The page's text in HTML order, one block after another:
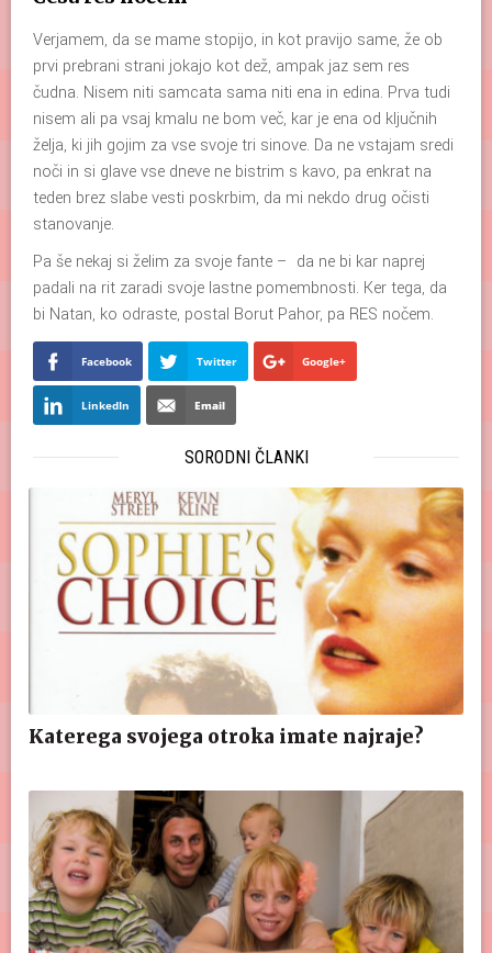
Verjamem, da se mame stopijo, in kot pravijo same, že ob
prvi prebrani strani jokajo kot dež, ampak jaz sem res
čudna. Nisem niti samcata sama niti ena in edina. Prva tudi
nisem ali pa vsaj kmalu ne bom več, kar je ena od ključnih
želja, ki jih gojim za vse svoje tri sinove. Da ne vstajam sredi
noči in si glave vse dneve ne bistrim s kavo, pa enkrat na
teden brez slabe vesti poskrbim, da mi nekdo drug očisti
stanovanje.
Pa še nekaj si želim za svoje fante – da ne bi kar naprej
padali na rit zaradi svoje lastne pomembnosti. Ker tega, da
bi Natan, ko odraste, postal Borut Pahor, pa RES nočem.
Facebook Twitter Google+
LinkedIn Email
SORODNI ČLANKI
Katerega svojega otroka imate najraje?